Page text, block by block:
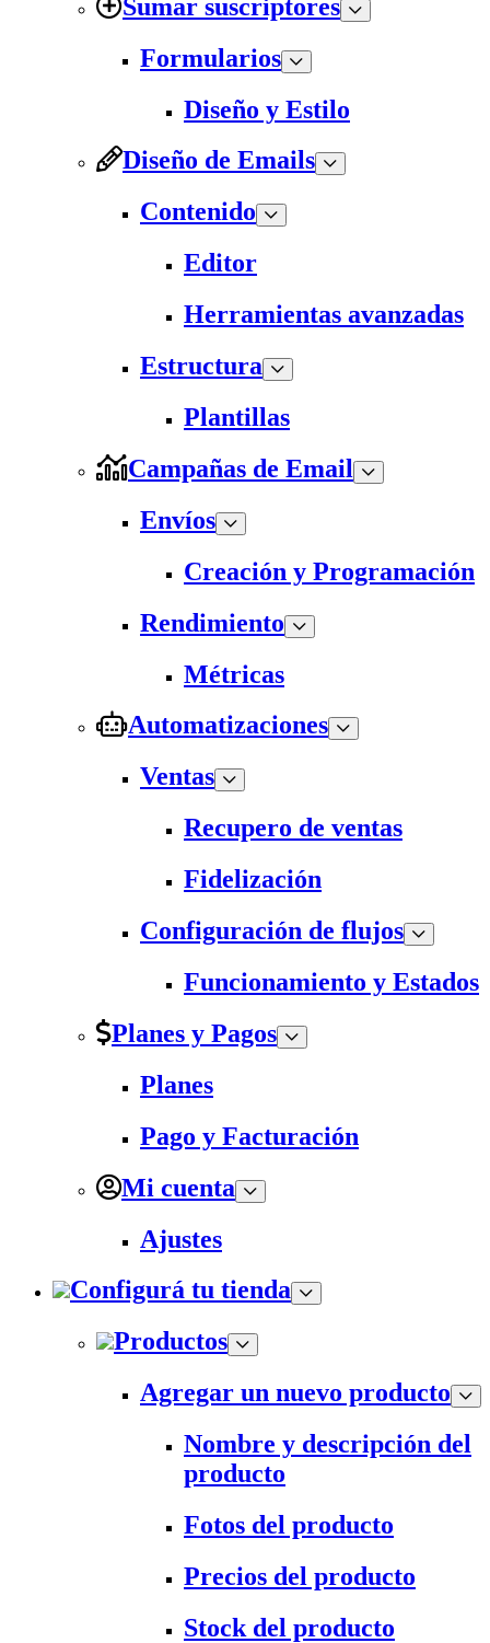
Sumar suscriptores
Formularios
Diseño y Estilo
Diseño de Emails
Contenido
Editor
Herramientas avanzadas
Estructura
Plantillas
Campañas de Email
Envíos
Creación y Programación
Rendimiento
Métricas
Automatizaciones
Ventas
Recupero de ventas
Fidelización
Configuración de flujos
Funcionamiento y Estados
Planes y Pagos
Planes
Pago y Facturación
Mi cuenta
Ajustes
Configurá tu tienda
Productos
Agregar un nuevo producto
Nombre y descripción del
producto
Fotos del producto
Precios del producto
Stock del producto